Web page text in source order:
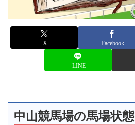
X Facebook
LINE
中山競馬場の馬場状態